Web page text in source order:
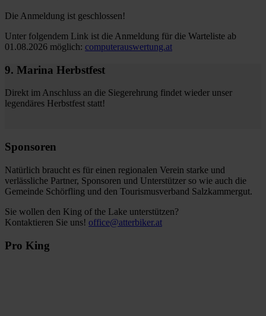
Die Anmeldung ist geschlossen!
Unter folgendem Link ist die Anmeldung für die Warteliste ab
01.08.2026 möglich: computerauswertung.at
9. Marina Herbstfest
Direkt im Anschluss an die Siegerehrung findet wieder unser
legendäres Herbstfest statt!
Sponsoren
Natürlich braucht es für einen regionalen Verein starke und
verlässliche Partner, Sponsoren und Unterstützer so wie auch die
Gemeinde Schörfling und den Tourismusverband Salzkammergut.
Sie wollen den King of the Lake unterstützen?
Kontaktieren Sie uns! office@atterbiker.at
Pro King